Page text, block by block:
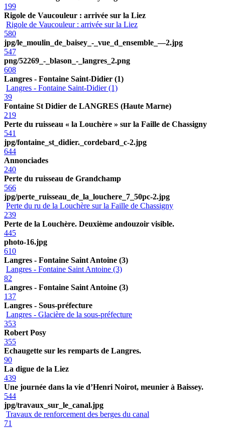
199
Rigole de Vaucouleur : arrivée sur la Liez
Rigole de Vaucouleur : arrivée sur la Liez
580
jpg/le_moulin_de_baisey_-_vue_d_ensemble_—2.jpg
547
png/52269_-_blason_-_langres_2.png
608
Langres - Fontaine Saint-Didier (1)
Langres - Fontaine Saint-Didier (1)
39
Fontaine St Didier de LANGRES (Haute Marne)
219
Perte du ruisseau « la Louchère » sur la Faille de Chassigny
541
jpg/fontaine_st_didier._cordebard_c-2.jpg
644
Annonciades
240
Perte du ruisseau de Grandchamp
566
jpg/perte_ruisseau_de_la_louchere_7_50pc-2.jpg
Perte du ru de la Louchère sur la Faille de Chassigny
239
Perte de la Louchère. Deuxième andouzoir visible.
445
photo-16.jpg
610
Langres - Fontaine Saint Antoine (3)
Langres - Fontaine Saint Antoine (3)
82
Langres - Fontaine Saint Antoine (3)
137
Langres - Sous-préfecture
Langres - Glacière de la sous-préfecture
353
Robert Posy
355
Echaugette sur les remparts de Langres.
90
La digue de la Liez
439
Une journée dans la vie d’Henri Noirot, meunier à Baissey.
544
jpg/travaux_sur_le_canal.jpg
Travaux de renforcement des berges du canal
71